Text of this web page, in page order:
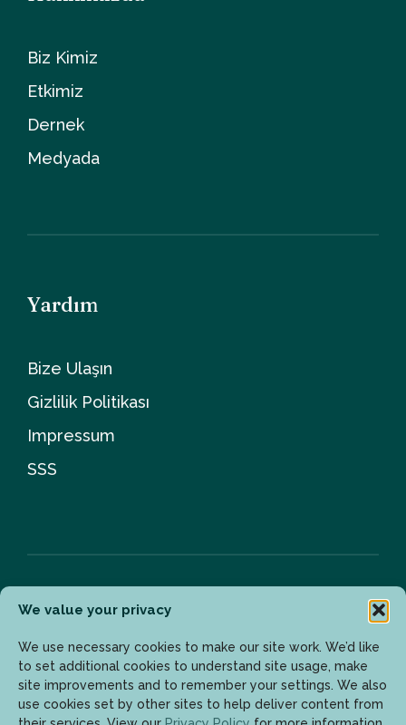
We value your privacy
We use necessary cookies to make our site work. We’d like
to set additional cookies to understand site usage, make
site improvements and to remember your settings. We also
use cookies set by other sites to help deliver content from
Biz Kimiz
Etkimiz
Dernek
Medyada
Yardım
Bize Ulaşın
Gizlilik Politikası
Impressum
SSS
Bülten
Son gelişmelerden haberdar olmak için lütfen mail
adresinizi girin.